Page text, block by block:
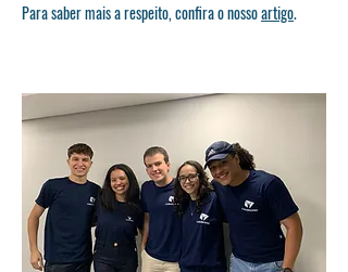
Para saber mais a respeito, confira o nossoartigo.